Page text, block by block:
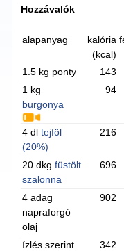
Hozzávalók
alapanyag
kalória
(kcal)
1.5 kg ponty
143
1 kg
burgonya
94
4 dltejföl
(20%)
216
20 dkgfüstölt
szalonna
696
4 adag
napraforgó
olaj
902
ízlés szerint
342